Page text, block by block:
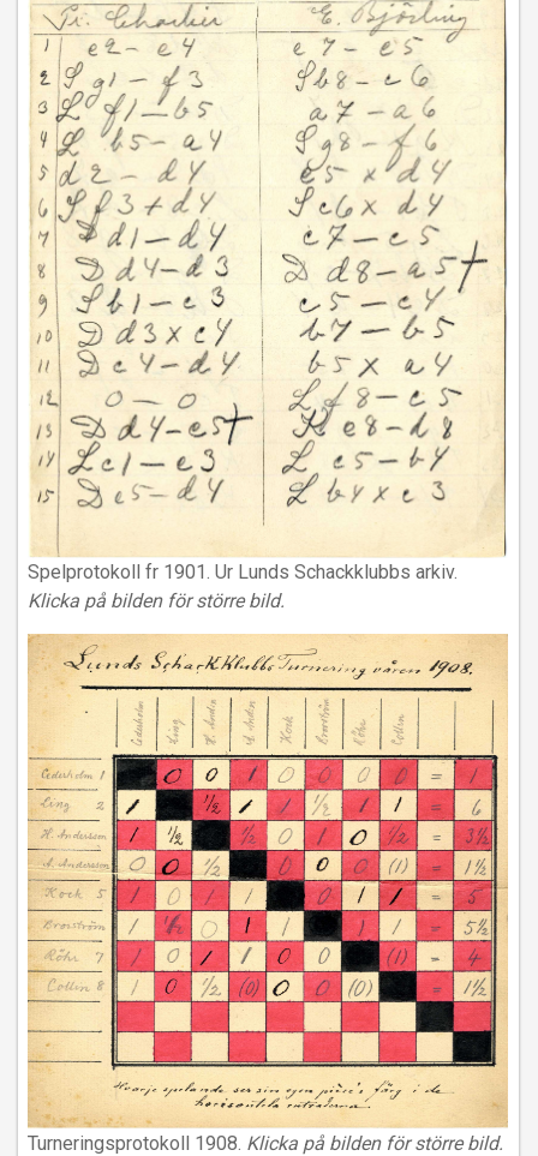
Spelprotokoll fr 1901. Ur Lunds Schackklubbs arkiv.
Klicka på bilden för större bild.
Turneringsprotokoll 1908. Klicka på bilden för större bild.